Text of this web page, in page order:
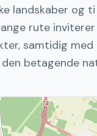
landskaber og
rute
samtidig
betagende